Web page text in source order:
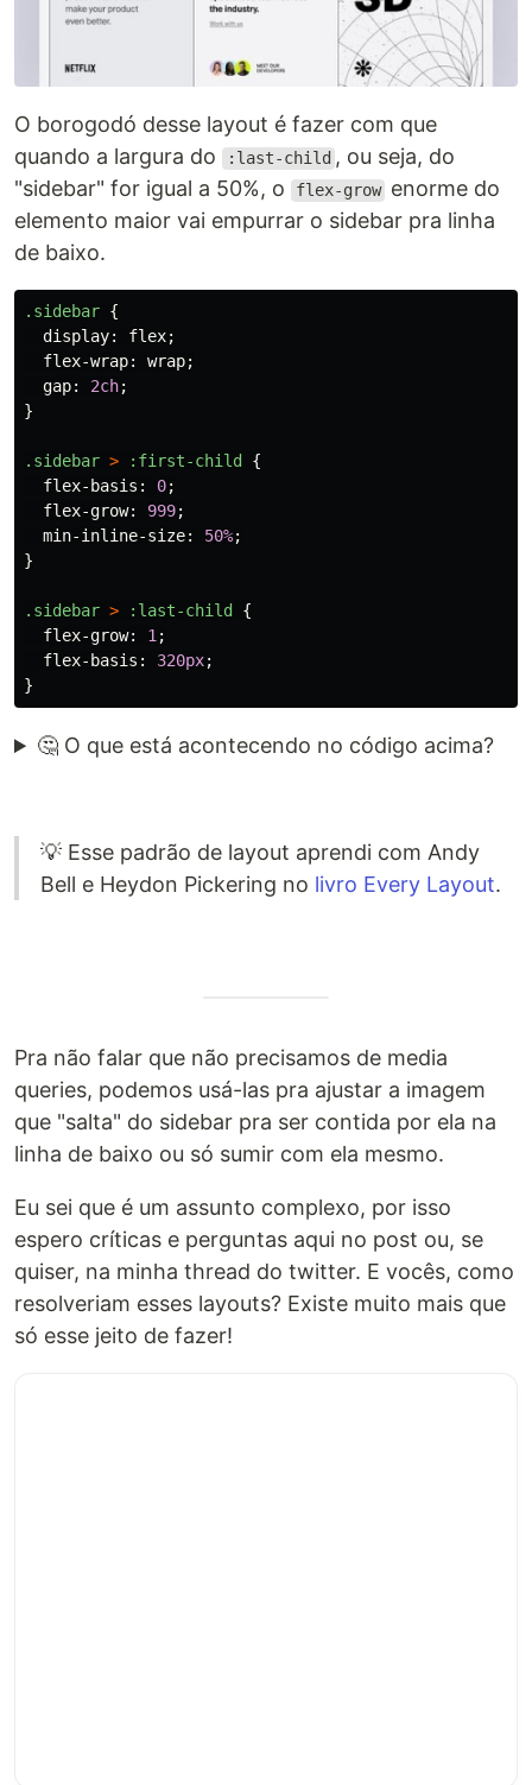
O borogodó desse layout é fazer com que
quando a largura do
:last-child , ou seja, do
"sidebar" for igual a 50%, o
flex-grow enorme do
elemento maior vai empurrar o sidebar pra linha
de baixo.
.sidebar {
display: flex;
flex-wrap: wrap;
gap: 2ch;
}
.sidebar > :first-child
{
flex-basis : 0;
flex-grow: 999;
min-inline-size: 50%;
}
.sidebar > :last-child
{
flex-grow: 1 ;
flex-basis : 320px;
}
🤔 O que está acontecendo no código acima?
💡 Esse padrão de layout aprendi com Andy
Bell e Heydon Pickering no livro Every Layout.
Pra não falar que não precisamos de media
queries, podemos usá-las pra ajustar a imagem
que "salta" do sidebar pra ser contida por ela na
linha de baixo ou só sumir com ela mesmo.
Eu sei que é um assunto complexo, por isso
espero críticas e perguntas aqui no post ou, se
quiser, na minha thread do twitter. E vocês, como
resolveriam esses layouts? Existe muito mais que
só esse jeito de fazer!